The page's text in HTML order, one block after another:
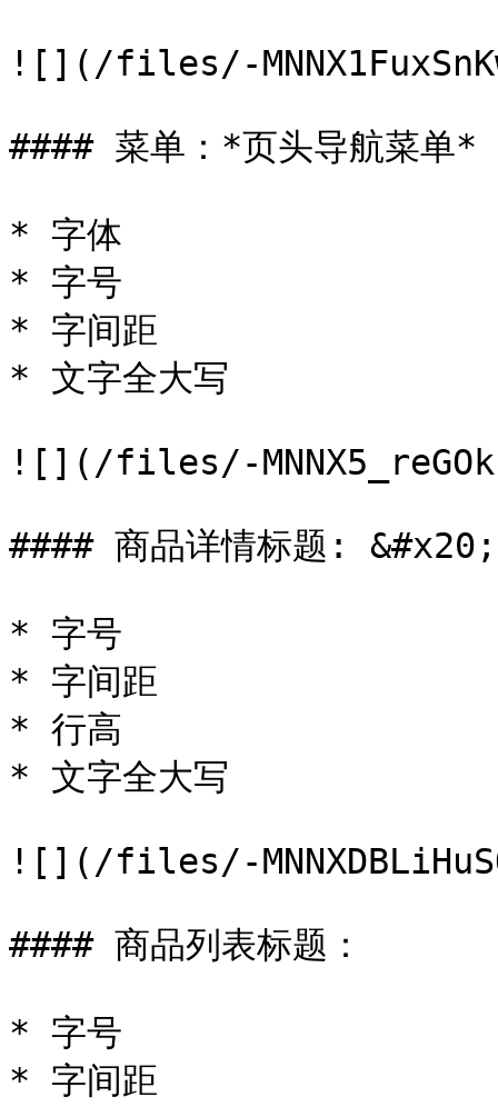
![](/files/-
#### 菜单：*页头导航菜单*
* 字体
* 字号
* 字间距
* 文字全大写
![](/files/-
#### 商品详情标题: &#x20;
* 字号
* 字间距
* 行高
* 文字全大写
![](/files/-
#### 商品列表标题：
* 字号
* 字间距